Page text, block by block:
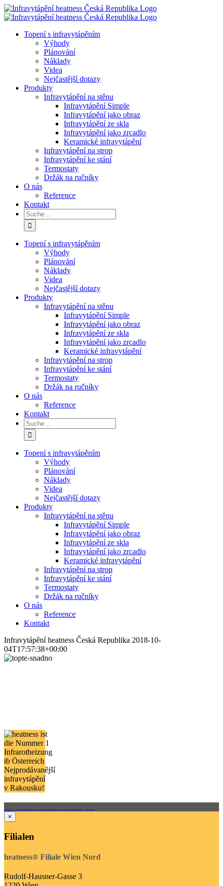
Topení s infravytápěním
Výhody
Plánování
Náklady
Videa
Nejčastější dotazy
Produkty
Infravytápění na stěnu
Infravytápění Simple
Infravytápění jako obraz
Infravytápění ze skla
Infravytápění jako zrcadlo
Keramické infravytápění
Infravytápění na strop
Infravytápění ke stání
Termostaty
Držák na ručníky
O nás
Reference
Kontakt
Topení s infravytápěním
Výhody
Plánování
Náklady
Videa
Nejčastější dotazy
Produkty
Infravytápění na stěnu
Infravytápění Simple
Infravytápění jako obraz
Infravytápění ze skla
Infravytápění jako zrcadlo
Keramické infravytápění
Infravytápění na strop
Infravytápění ke stání
Termostaty
Držák na ručníky
O nás
Reference
Kontakt
Topení s infravytápěním
Výhody
Plánování
Náklady
Videa
Nejčastější dotazy
Produkty
Infravytápění na stěnu
Infravytápění Simple
Infravytápění jako obraz
Infravytápění ze skla
Infravytápění jako zrcadlo
Keramické infravytápění
Infravytápění na strop
Infravytápění ke stání
Termostaty
Držák na ručníky
O nás
Reference
Kontakt
Infravytápění heatness Česká Republika 2018-10-
04T17:57:38+00:00
Nejprodávanější
infravytápění
v Rakousku!
×
Filialen
heatness® Filiale Wien Nord
Rudolf-Hausner-Gasse 3